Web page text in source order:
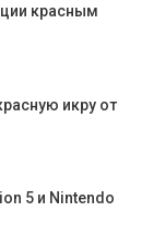
красным
икру от
5 и Nintendo